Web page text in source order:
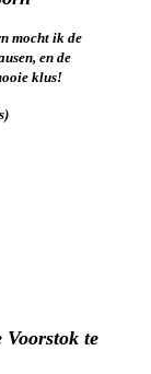
mocht ik de
en de
klus!
te